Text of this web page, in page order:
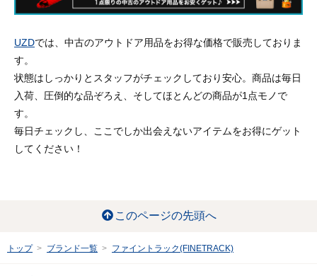
UZDでは、中古のアウトドア用品をお得な価格で販売しておりま
す。
状態はしっかりとスタッフがチェックしており安心。商品は毎日
入荷、圧倒的な品ぞろえ、そしてほとんどの商品が1点モノで
す。
毎日チェックし、ここでしか出会えないアイテムをお得にゲット
してください！
このページの先頭へ
トップ ブランド一覧 ファイントラック(FINETRACK)